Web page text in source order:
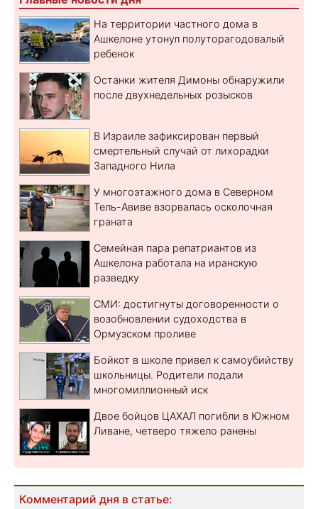
На территории частного дома в
Ашкелоне утонул полуторагодовалый
ребенок
Останки жителя Димоны обнаружили
после двухнедельных розысков
В Израиле зафиксирован первый
смертельный случай от лихорадки
Западного Нила
У многоэтажного дома в Северном
Тель-Авиве взорвалась осколочная
граната
Семейная пара репатриантов из
Ашкелона работала на иранскую
разведку
СМИ: достигнуты договоренности о
возобновлении судоходства в
Ормузском проливе
Бойкот в школе привел к самоубийству
школьницы. Родители подали
многомиллионный иск
Двое бойцов ЦАХАЛ погибли в Южном
Ливане, четверо тяжело ранены
Комментарий дня в статье: